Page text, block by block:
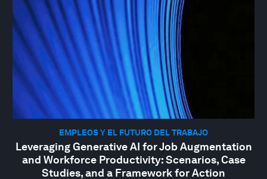
EMPLEOS Y EL FUTURO DEL TRABAJO
Leveraging Generative AI for Job Augmentation
and Workforce Productivity: Scenarios, Case
Studies, and a Framework for Action